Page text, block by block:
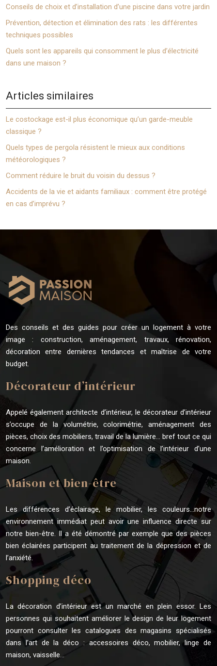
Conseils de choix et d’installation d’une piscine dans votre jardin
Prévention, détection et élimination des rats : les différentes
techniques possibles
Quels sont les appareils qui consomment le plus d’électricité
dans une maison ?
Articles similaires
Le costockage est-il plus économique qu’un garde-meuble
classique ?
Quels types de pergola résistent le mieux aux conditions
météorologiques ?
Comment réduire le bruit du voisin du dessus ?
Accidents de la vie et aidants familiaux : comment être protégé
en cas d’imprévu ?
Des conseils et des guides pour créer un logement à votre
image : construction, aménagement, travaux, rénovation,
décoration entre dernières tendances et maîtrise de votre
budget.
Décorateur d’intérieur
Appelé également architecte d’intérieur, le décorateur d’intérieur
s’occupe de la volumétrie, colorimétrie, aménagement des
pièces, choix des mobiliers, travail de la lumière… bref tout ce qui
concerne l’amélioration et l’optimisation de l’intérieur d’une
maison.
Maison et bien-être
Les différences d’éclairage, le mobilier, les couleurs…notre
environnement immédiat peut avoir une influence directe sur
notre bien-être. Il a été démontré par exemple que des pièces
bien éclairées participent au traitement de la dépression et de
l’anxiété.
Shopping déco
La décoration d’intérieur est un marché en plein essor. Les
personnes qui souhaitent améliorer le design de leur logement
pourront consulter les catalogues des magasins spécialisés
dans l’art de la déco : accessoires déco, mobilier, linge de
maison, vaisselle…